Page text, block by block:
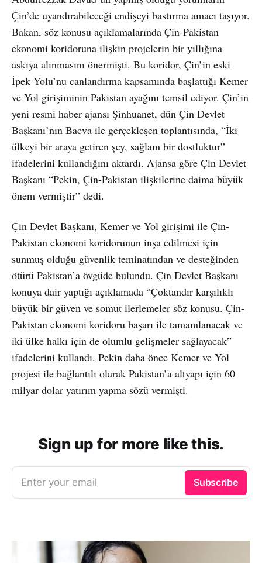
Çin’de uyandırabileceği endişeyi bastırma amacı taşıyor.
Bakan, söz konusu açıklamalarında Çin-Pakistan
ekonomi koridoruna ilişkin projelerin bir yıllığına
askıya alınmasını önermişti. Bu koridor, Çin’in eski
İpek Yolu’nu canlandırma kapsamında başlattığı Kemer
ve Yol girişiminin Pakistan ayağını temsil ediyor. Çin’in
yeni resmi haber ajansı Şinhuanet, dün Çin Devlet
Başkanı’nın Bacva ile gerçekleşen toplantısında, “İki
ülkeyi bir araya getiren şey, sağlam bir dostluktur”
ifadelerini kullandığını aktardı. Ajansa göre Çin Devlet
Başkanı “Pekin, Çin-Pakistan ilişkilerine daima büyük
önem vermiştir” dedi.
Çin Devlet Başkanı, Kemer ve Yol girişimi ile Çin-
Pakistan ekonomi koridorunun inşa edilmesi için
sunmuş olduğu güvenlik teminatından ve desteğinden
ötürü Pakistan’a övgüde bulundu. Çin Devlet Başkanı
konuya dair yaptığı açıklamada “Çoktandır karşılıklı
büyük bir güven ve somut ilerlemeler söz konusu. Çin-
Pakistan ekonomi koridoru başarı ile tamamlanacak ve
iki ülke halkı için de olumlu gelişmeler sağlayacak”
ifadelerini kullandı. Pekin daha önce Kemer ve Yol
projesi ile bağlantılı olarak Pakistan’a altyapı için 60
milyar dolar yatırım yapma sözü vermişti.
Sign up for more like this.
Enter your email Subscribe